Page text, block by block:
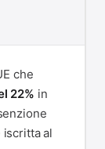
che
22% in
iscritta al